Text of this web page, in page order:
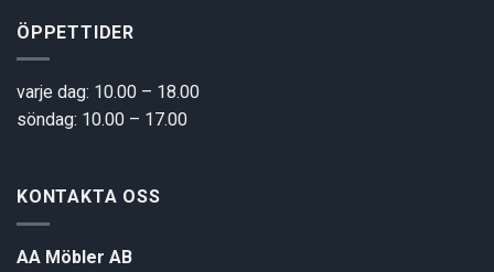
ÖPPETTIDER
varje dag: 10.00 – 18.00
söndag: 10.00 – 17.00
KONTAKTA OSS
AA Möbler AB